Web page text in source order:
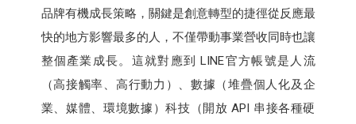
品牌有機成長策略，關鍵是創意轉型的捷徑從反應最
快的地方影響最多的人，不僅帶動事業營收同時也讓
整個產業成長。這就對應到 LINE官方帳號是人流
（高接觸率、高行動力）、數據（堆疊個人化及企
業、媒體、環境數據）科技（開放 API 串接各種硬